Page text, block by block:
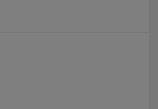
mellett! A Biblia
estéken
tekintő párok
[…]